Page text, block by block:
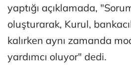
yaptığı açıklamada,
oluşturarak, Kurul,
kalırken aynı zamanda
yardımcı oluyor" dedi.